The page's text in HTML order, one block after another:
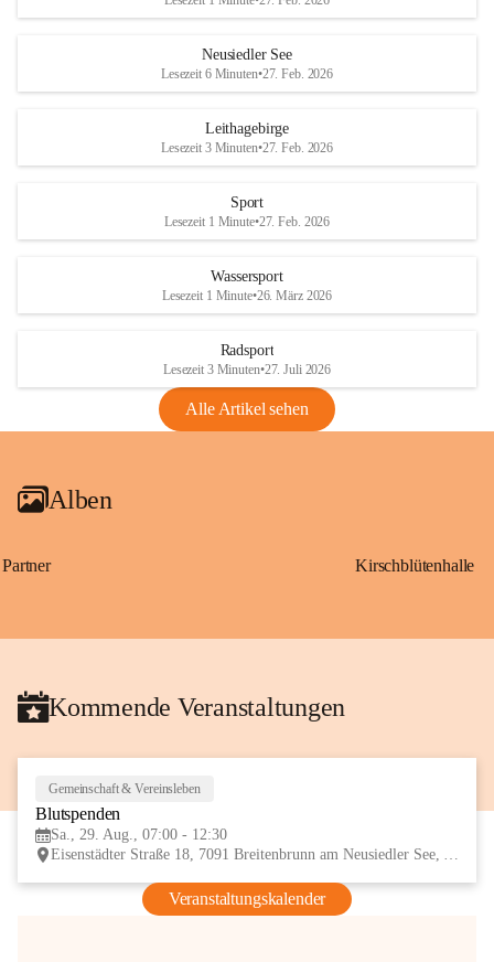
d
S
vor den prognostizierten Ernteausfällen
und den daraus folgenden wirtschaftlichen
Maßnahmen zur Bekämpfung
Rebe und der Amerikanischen
Anhang VBl. EU Nr. 18
1 Seite•1,4 MB
VBl. EU Nr. 18_2026
d
r
S
Neusiedler See
Lesezeit 6 Minuten•27. Feb. 2026
Leithagebirge
Lesezeit 3 Minuten•27. Feb. 2026
Sport
Lesezeit 1 Minute•27. Feb. 2026
Wassersport
Lesezeit 1 Minute•26. März 2026
Radsport
Lesezeit 3 Minuten•27. Juli 2026
Alle Artikel sehen
Alben
Partner Kirschblütenhalle
Kommende Veranstaltungen
Gemeinschaft & Vereinsleben
Blutspenden
Sa., 29. Aug., 07:00 - 12:30
Eisenstädter Straße 18, 7091 Breitenbrunn am Neusiedler See, AUT
Veranstaltungskalender